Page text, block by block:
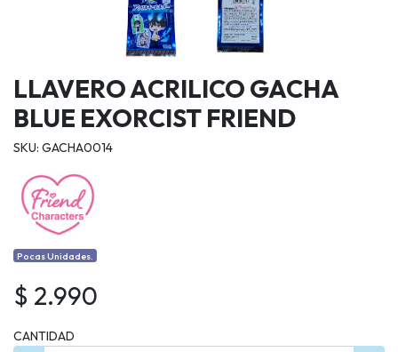
LLAVERO ACRILICO GACHA
BLUE EXORCIST FRIEND
SKU: GACHA0014
Pocas Unidades.
$ 2.990
CANTIDAD